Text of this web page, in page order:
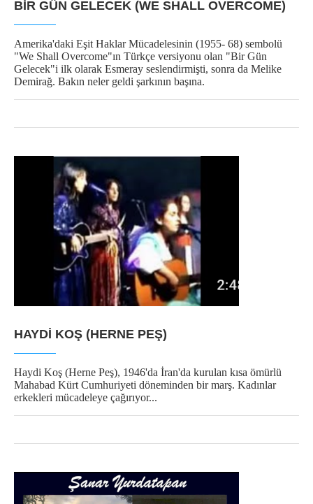
BİR GÜN GELECEK (WE SHALL OVERCOME)
Amerika'daki Eşit Haklar Mücadelesinin (1955- 68) sembolü
"We Shall Overcome"ın Türkçe versiyonu olan "Bir Gün
Gelecek"i ilk olarak Esmeray seslendirmişti, sonra da Melike
Demirağ. Bakın neler geldi şarkının başına.
HAYDI KOŞ (HERNE PEŞ)
Haydi Koş (Herne Peş), 1946'da İran'da kurulan kısa ömürlü
Mahabad Kürt Cumhuriyeti döneminden bir marş. Kadınlar
erkekleri mücadeleye çağırıyor...